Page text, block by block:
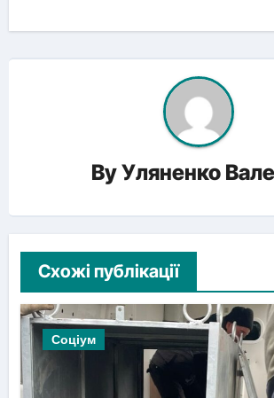
ByУляненко
Схожі публікації
Соціум